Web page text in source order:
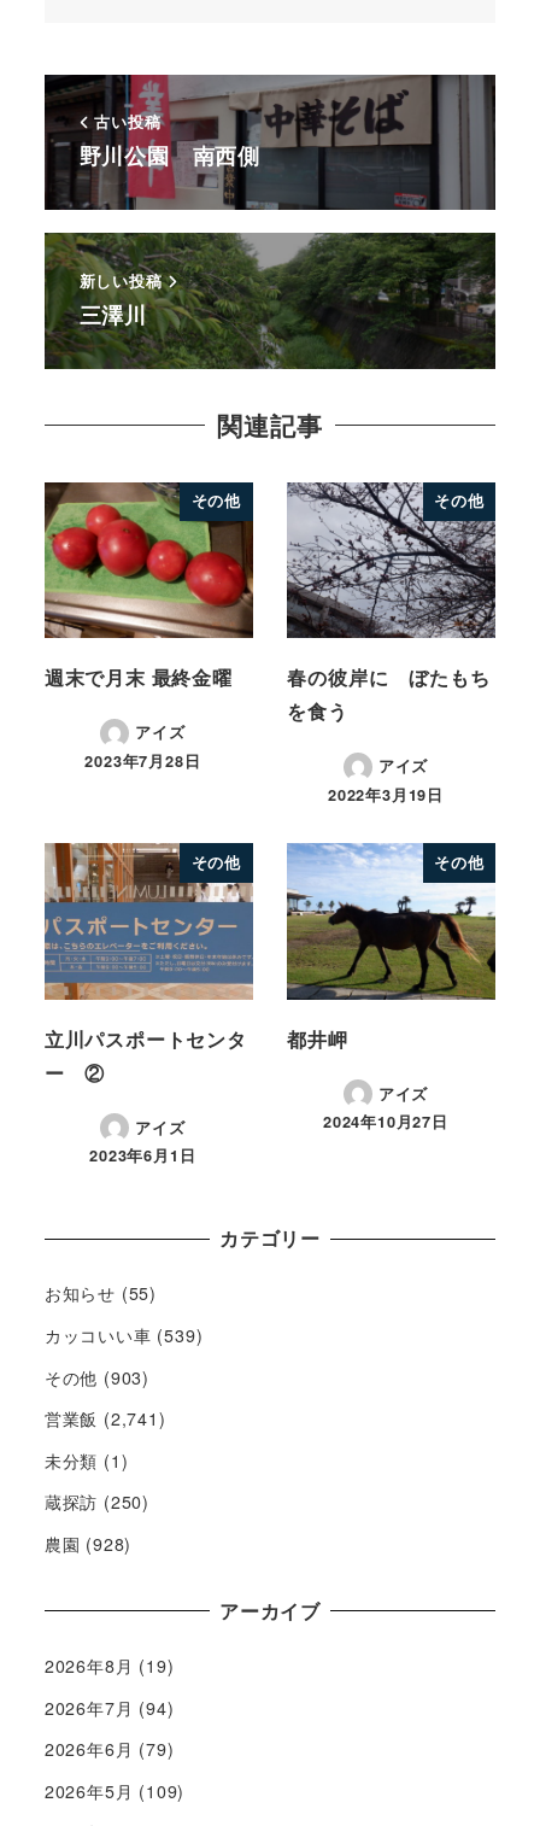
古い投稿
野川公園 南西側
新しい投稿
三澤川
関連記事
その他
週末で月末 最終金曜
アイズ
2023年7月28日
その他
春の彼岸に ぼたもち
を食う
アイズ
2022年3月19日
その他
立川パスポートセンタ
ー ②
アイズ
2023年6月1日
その他
都井岬
アイズ
2024年10月27日
カテゴリー
お知らせ (55)
カッコいい車 (539)
その他 (903)
営業飯 (2,741)
未分類 (1)
蔵探訪 (250)
農園 (928)
アーカイブ
2026年8月 (19)
2026年7月 (94)
2026年6月 (79)
2026年5月 (109)